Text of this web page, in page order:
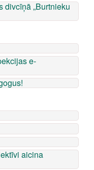
divcīņā „Burtnieku
e-
aicina